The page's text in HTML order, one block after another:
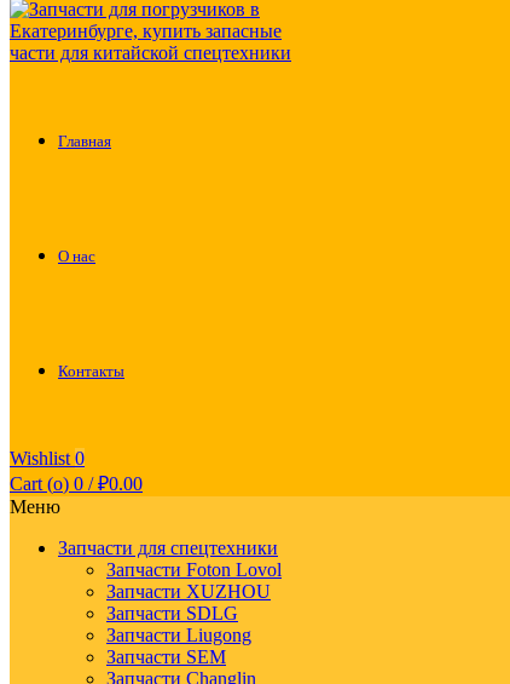
Главная
О нас
Контакты
Wishlist 0
Cart (o) 0 / ₽0.00
Меню
Запчасти для спецтехники
Запчасти Foton Lovol
Запчасти XUZHOU
Запчасти SDLG
Запчасти Liugong
Запчасти SEM
Запчасти Changlin